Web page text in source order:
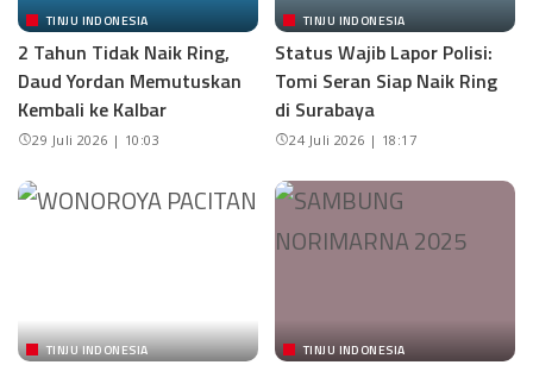
TINJU INDONESIA
2 Tahun Tidak Naik Ring,
Daud Yordan Memutuskan
Kembali ke Kalbar
29 Juli 2026 | 10:03
TINJU INDONESIA
Status Wajib Lapor Polisi:
Tomi Seran Siap Naik Ring
di Surabaya
24 Juli 2026 | 18:17
TINJU INDONESIA TINJU INDONESIA